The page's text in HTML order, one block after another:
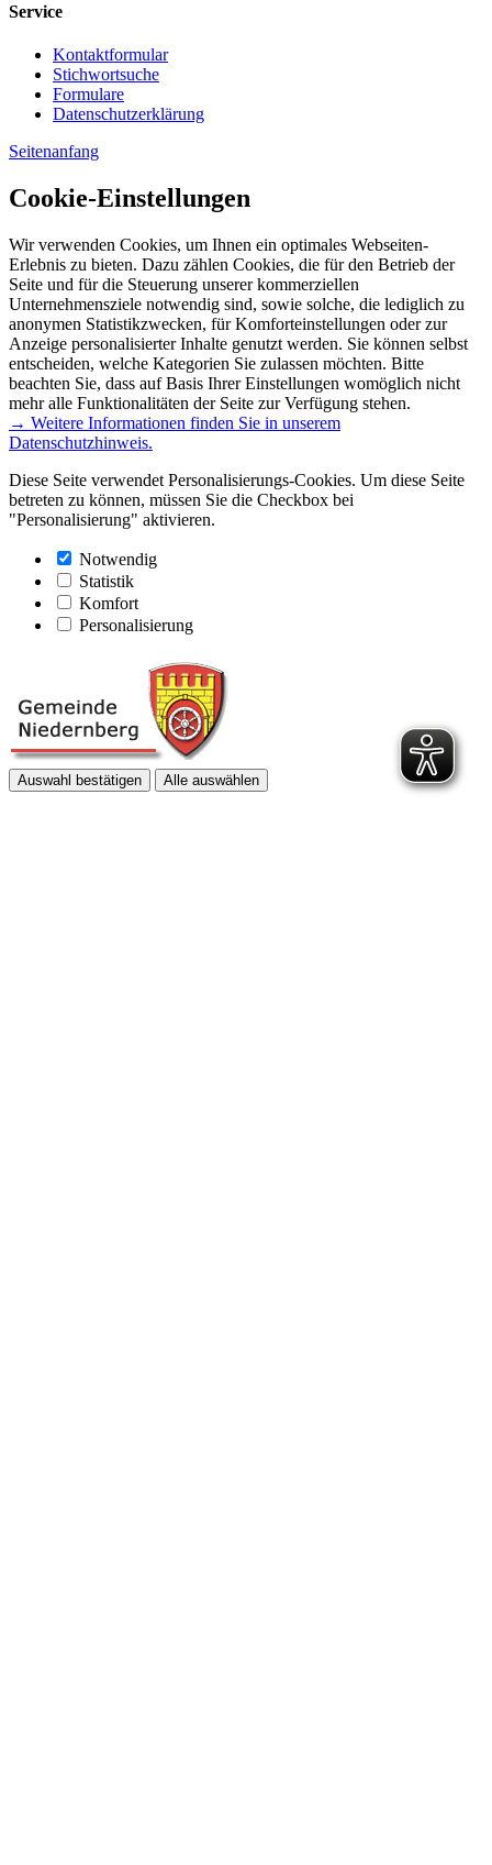
Service
Kontaktformular
Stichwortsuche
Formulare
Datenschutzerklärung
Seitenanfang
Cookie-Einstellungen
Wir verwenden Cookies, um Ihnen ein optimales Webseiten-
Erlebnis zu bieten. Dazu zählen Cookies, die für den Betrieb der
Seite und für die Steuerung unserer kommerziellen
Unternehmensziele notwendig sind, sowie solche, die lediglich zu
anonymen Statistikzwecken, für Komforteinstellungen oder zur
Anzeige personalisierter Inhalte genutzt werden. Sie können selbst
entscheiden, welche Kategorien Sie zulassen möchten. Bitte
beachten Sie, dass auf Basis Ihrer Einstellungen womöglich nicht
mehr alle Funktionalitäten der Seite zur Verfügung stehen.
→ Weitere Informationen finden Sie in unserem
Datenschutzhinweis.
Diese Seite verwendet Personalisierungs-Cookies. Um diese Seite
betreten zu können, müssen Sie die Checkbox bei
"Personalisierung" aktivieren.
Notwendig
Statistik
Komfort
Personalisierung
Auswahl bestätigen Alle auswählen